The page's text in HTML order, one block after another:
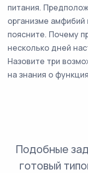
питания.
организме амфибий
поясните. Почему
несколько дней
Назовите три
на знания о
Подобные
готовый